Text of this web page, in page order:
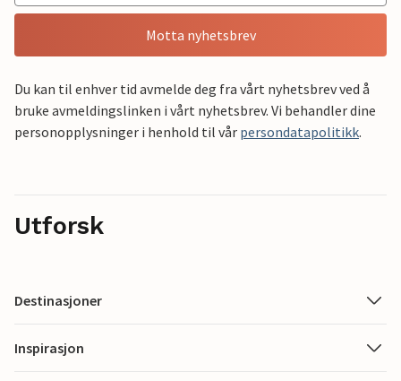
Motta nyhetsbrev
Du kan til enhver tid avmelde deg fra vårt nyhetsbrev ved å
bruke avmeldingslinken i vårt nyhetsbrev. Vi behandler dine
personopplysninger i henhold til vår persondatapolitikk.
Utforsk
Destinasjoner
Inspirasjon